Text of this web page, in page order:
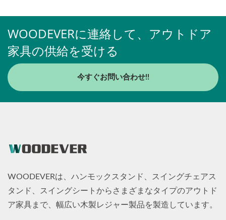
WOODEVERに連絡して、アウトドア
家具の供給を受ける
今すぐお問い合わせ!!
WOODEVERは、ハンモックスタンド、スイングチェアス
タンド、スイングシートからさまざまなタイプのアウトド
ア家具まで、幅広い木製レジャー製品を製造しています。